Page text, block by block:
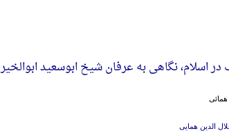
اسلام، نگاهی به عرفان شیخ ابوسعید ابوالخیر
همائی
الدین همایی